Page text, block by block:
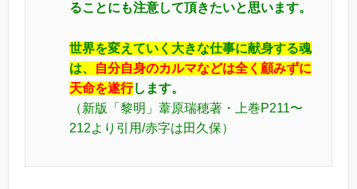
ることにも注意して頂きたいと思います。
世界を変えていく大きな仕事に献身する魂
は、
自分自身のカルマなどは全く顧みずに
天命を遂行します。
（新版「黎明」葦原瑞穂著・上巻P211〜
212より引用/赤字は田久保）